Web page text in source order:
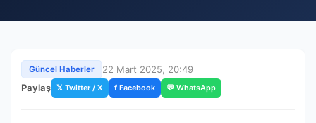
Güncel Haberler
22 Mart 2025, 20:49
Paylaş 𝕏 Twitter / X f Facebook 💬 WhatsApp